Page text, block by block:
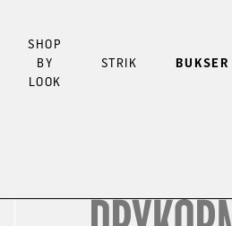
SHOP
BY
LOOK
STRIK BUKSER